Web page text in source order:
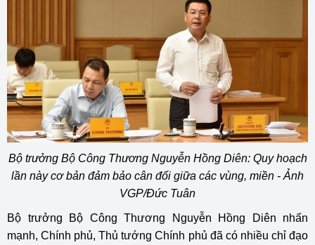
Bộ trưởng Bộ Công Thương Nguyễn Hồng Diên: Quy hoạch
lần này cơ bản đảm bảo cân đối giữa các vùng, miền - Ảnh
VGP/Đức Tuân
Bộ trưởng Bộ Công Thương Nguyễn Hồng Diên nhấn
mạnh, Chính phủ, Thủ tướng Chính phủ đã có nhiều chỉ đạo